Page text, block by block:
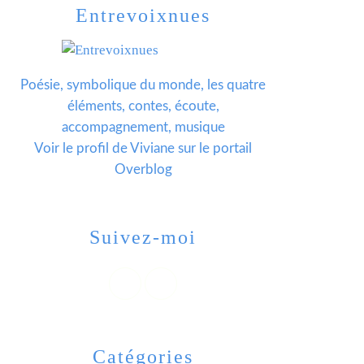
Catégories
Entrevoixnues
Poésie, symbolique du monde, les quatre
éléments, contes, écoute,
accompagnement, musique
Voir le profil deViviane sur le portail
Overblog
Suivez-moi